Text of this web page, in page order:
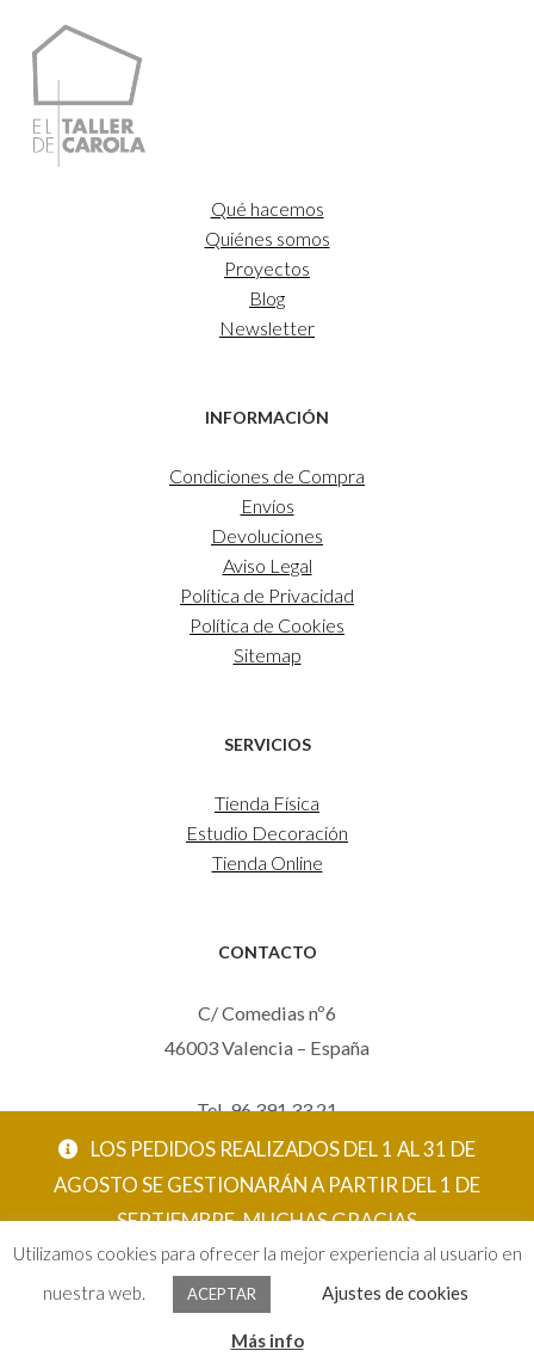
LOS PEDIDOS REALIZADOS DEL 1 AL 31 DE
AGOSTO SE GESTIONARÁN A PARTIR DEL 1 DE
SEPTIEMBRE. MUCHAS GRACIAS
ACEPTAR
Qué hacemos
Quiénes somos
Proyectos
Blog
Newsletter
INFORMACIÓN
Condiciones de Compra
Envíos
Devoluciones
Aviso Legal
Política de Privacidad
Política de Cookies
Sitemap
SERVICIOS
Tienda Física
Estudio Decoración
Tienda Online
CONTACTO
C/ Comedias nº6
46003 Valencia – España
Tel. 96 391 33 21
Mov. 620 123 461
carola@eltallerdecarola.com
Utilizamos cookies para ofrecer la mejor experiencia al usuario en
nuestra web.
ACEPTAR Ajustes de cookies
Más info